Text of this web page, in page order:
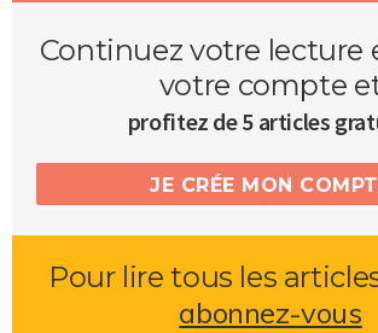
Continuez votre lecture
votre compte
profitez de 5 articles
JE CRÉE MON
Pour lire tous les
abonnez-vous